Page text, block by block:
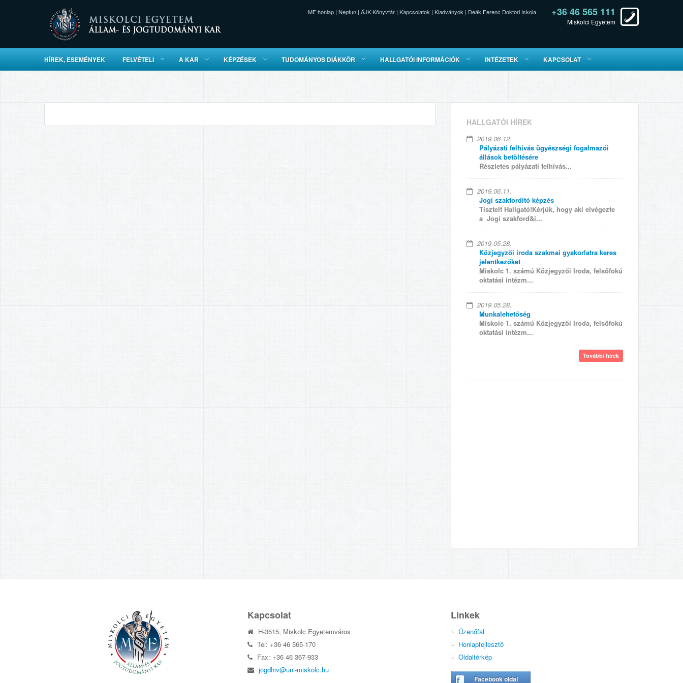
+36 46 565 111
Miskolci Egyetem
ME honlap | Neptun | ÁJK Könyvtár | Kapcsolatok | Kiadványok | Deák Ferenc Doktori Iskola
HÍREK, ESEMÉNYEK FELVÉTELI A KAR KÉPZÉSEK TUDOMÁNYOS DIÁKKÖR HALLGATÓI INFORMÁCIÓK INTÉZETEK KAPCSOLAT
HALLGATÓI HÍREK
2019.06.12.
Pályázati felhívás ügyészségi fogalmazói
állások betöltésére
Részletes pályázati felhívás...
2019.06.11.
Jogi szakfordító képzés
Tisztelt Hallgató!Kérjük, hogy aki elvégezte
a Jogi szakford&i...
2019.05.28.
Közjegyzői iroda szakmai gyakorlatra keres
jelentkezőket
Miskolc 1. számú Közjegyzői Iroda, felsőfokú
oktatási intézm...
2019.05.28.
Munkalehetőség
Miskolc 1. számú Közjegyzői Iroda, felsőfokú
oktatási intézm...
További hírek
Kapcsolat
H-3515, Miskolc Egyetemváros
Tel: +36 46 565-170
Fax: +36 46 367-933
jogdhiv@uni-miskolc.hu
Linkek
Üzenőfal
Honlapfejlesztő
Oldaltérkép
Facebook oldal